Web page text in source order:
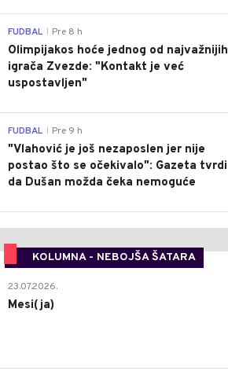
FUDBAL Pre 8 h
Olimpijakos hoće jednog od najvažnijih
igrača Zvezde: "Kontakt je već
uspostavljen"
FUDBAL Pre 9 h
"Vlahović je još nezaposlen jer nije
postao što se očekivalo": Gazeta tvrdi
da Dušan možda čeka nemoguće
KOLUMNA - NEBOJŠA ŠATARA
23.07.2026.
Mesi(ja)